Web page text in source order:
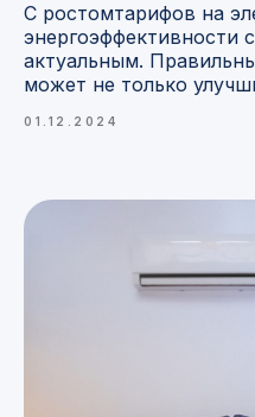
С ростомтарифов на
энергоэффективности
актуальным.
может не только
01.12.2024